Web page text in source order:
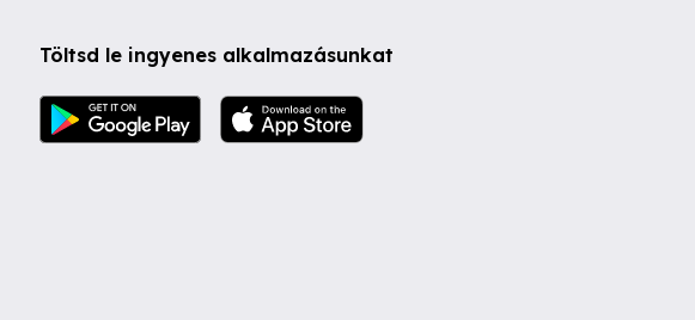
Töltsd le ingyenes alkalmazásunkat